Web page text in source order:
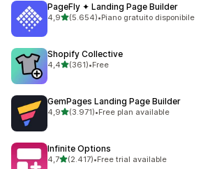
PageFly ✦ Landing Page Builder
4,9stelle su 5
(5.654)
5654 recensioni totali
•Piano gratuito disponibile
Shopify Collective
4,4stelle su 5
(361)
361 recensioni totali
•Free
GemPages Landing Page Builder
4,9stelle su 5
(3.971)
3971 recensioni totali
•Free plan available
Infinite Options
4,7stelle su 5
(2.417)
2417 recensioni totali
•Free trial available